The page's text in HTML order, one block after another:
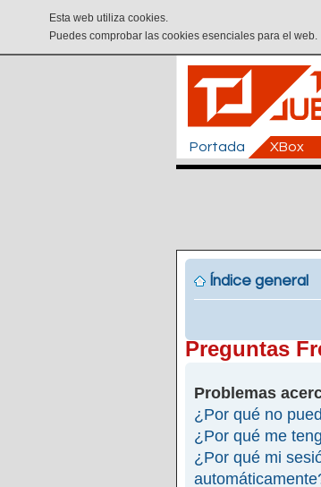
Esta web utiliza cookies.
Puedes comprobar las cookies esenciales para el web.
Portada XBox
Índice general
Preguntas
Problemas
¿Por qué no
¿Por qué me
¿Por qué mi